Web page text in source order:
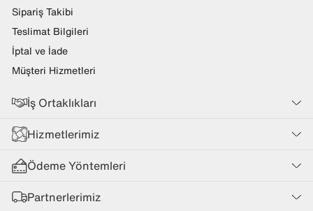
Sipariş Takibi
Teslimat Bilgileri
İptal ve İade
Müşteri Hizmetleri
İş Ortaklıkları
Hizmetlerimiz
Ödeme Yöntemleri
Partnerlerimiz